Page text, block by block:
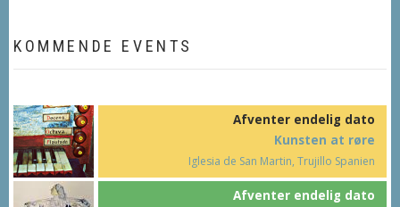
KOMMENDE EVENTS
Afventer endelig dato
Kunsten at røre
Iglesia de San Martin, Trujillo Spanien
Afventer endelig dato